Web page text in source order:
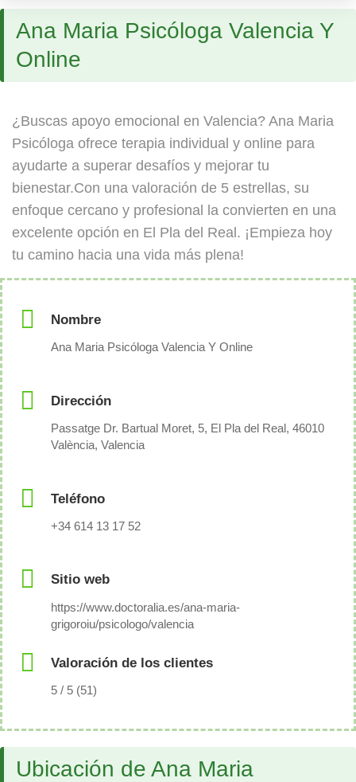
Ana Maria Psicóloga Valencia Y
Online
¿Buscas apoyo emocional en Valencia? Ana Maria
Psicóloga ofrece terapia individual y online para
ayudarte a superar desafíos y mejorar tu
bienestar.Con una valoración de 5 estrellas, su
enfoque cercano y profesional la convierten en una
excelente opción en El Pla del Real. ¡Empieza hoy
tu camino hacia una vida más plena!
Nombre
Ana Maria Psicóloga Valencia Y Online
Dirección
Passatge Dr. Bartual Moret, 5, El Pla del Real, 46010
València, Valencia
Teléfono
+34 614 13 17 52
Sitio web
https://www.doctoralia.es/ana-maria-
grigoroiu/psicologo/valencia
Valoración de los clientes
5 / 5 (51)
Ubicación de Ana Maria